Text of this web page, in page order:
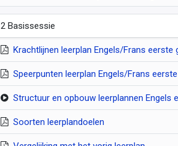
2 Basissessie
Krachtlijnen leerplan Engels/Frans eerste
Speerpunten leerplan Engels/Frans
Structuur en opbouw leerplannen Engels
Soorten leerplandoelen